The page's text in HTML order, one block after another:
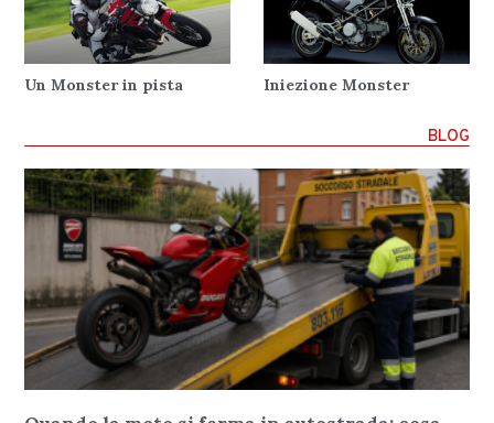
Un Monster in pista Iniezione Monster
BLOG